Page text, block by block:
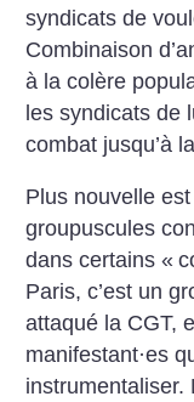
syndicats de
Combinaison
à la colère
les syndicats de
combat jusqu’à
Plus nouvelle
groupuscules
dans certains «
Paris, c’est un
attaqué la CGT,
manifestant·es
instrumentaliser.